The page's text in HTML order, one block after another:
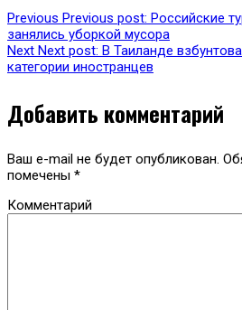
Previous Previous post: Российские
занялись уборкой мусора
Next Next post: В Таиланде
категории иностранцев
Добавить комментарий
Ваш e-mail не будет опубликован.
помечены *
Комментарий